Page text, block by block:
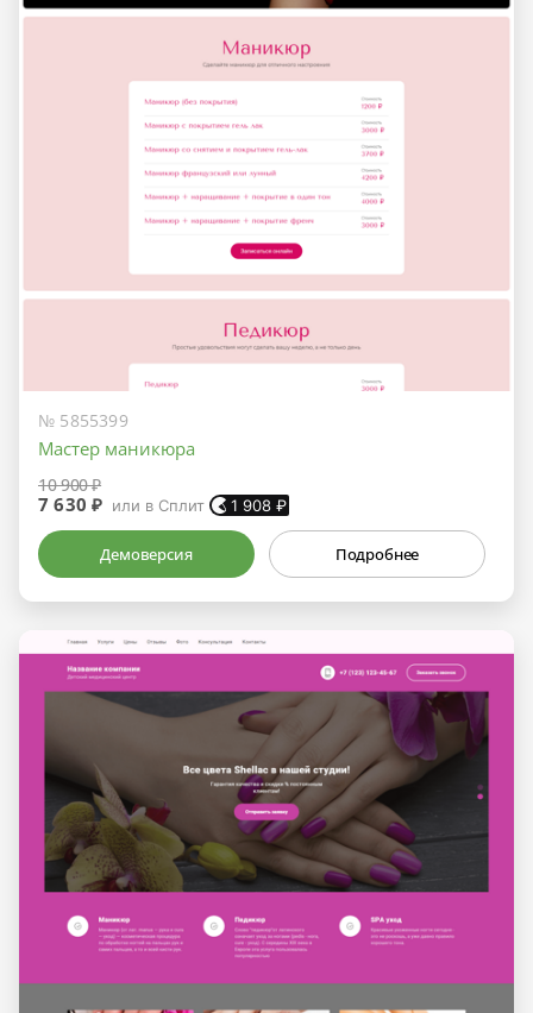
№ 5855399
Мастер маникюра
10 900 ₽
7 630 ₽ или в Сплит 1 908 ₽
Демоверсия Подробнее